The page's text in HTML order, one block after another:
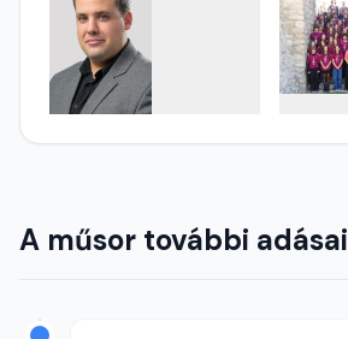
A műsor további adásai